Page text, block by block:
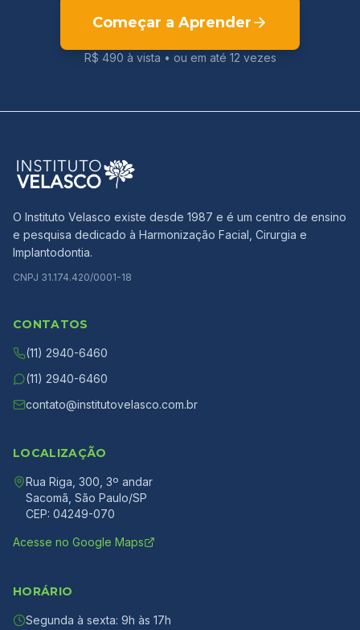
Começar a Aprender
R$ 490 à vista • ou em até 12 vezes
O Instituto Velasco existe desde 1987 e é um centro de ensino
e pesquisa dedicado à Harmonização Facial, Cirurgia e
Implantodontia.
CNPJ 31.174.420/0001-18
CONTATOS
(11) 2940-6460
(11) 2940-6460
contato@institutovelasco.com.br
LOCALIZAÇÃO
Rua Riga, 300, 3º andar
Sacomã, São Paulo/SP
CEP: 04249-070
Acesse no Google Maps
HORÁRIO
Segunda à sexta: 9h às 17h